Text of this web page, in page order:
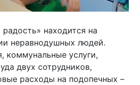
находится на
неравнодушных людей.
коммунальные услуги,
двух сотрудников,
расходы на подопечных –